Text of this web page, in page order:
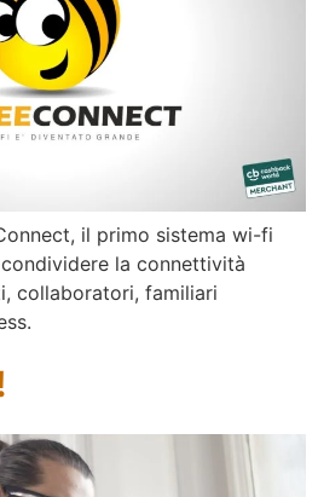
il primo sistema wi-fi
la connettività
collaboratori, familiari